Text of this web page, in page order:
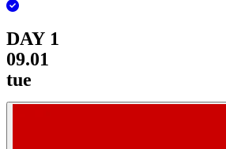
DAY 1
09.01
tue